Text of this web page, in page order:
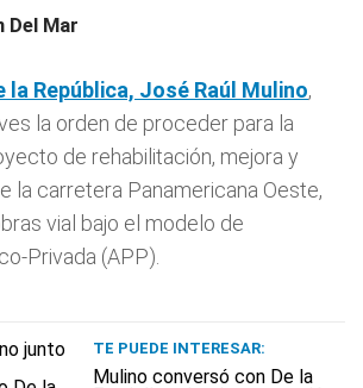
Del Mar
República, José Raúl Mulino,
la orden de proceder para la
de rehabilitación, mejora y
la carretera Panamericana Oeste,
vial bajo el modelo de
Privada (APP).
TE PUEDE INTERESAR:
Mulino conversó con De la